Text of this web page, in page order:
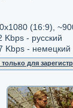
(16:9),
Kbps - русский
Kbps - немецкий
для